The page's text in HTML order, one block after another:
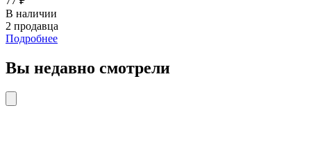
В наличии
2 продавца
Подробнее
Вы недавно смотрели